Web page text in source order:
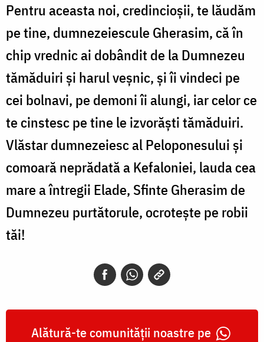
Pentru aceasta noi, credincioşii, te lăudăm
pe tine, dumnezeiescule Gherasim, că în
chip vrednic ai dobândit de la Dumnezeu
tămăduiri şi harul veşnic, şi îi vindeci pe
cei bolnavi, pe demoni îi alungi, iar celor ce
te cinstesc pe tine le izvorăşti tămăduiri.
Vlăstar dumnezeiesc al Peloponesului şi
comoară neprădată a Kefaloniei, lauda cea
mare a întregii Elade, Sfinte Gherasim de
Dumnezeu purtătorule, ocroteşte pe robii
tăi!
Alătură-te comunității noastre pe